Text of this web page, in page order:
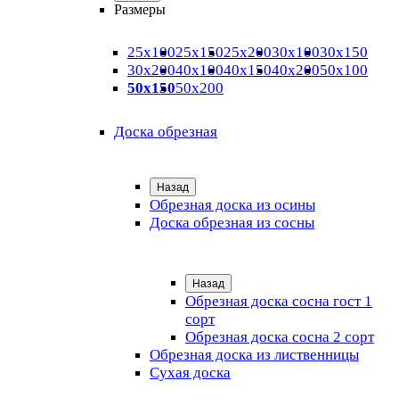
Размеры
25х10025х15025х20030х10030х150
30х20040х10040х15040х20050х100
50х15050х200
Доска обрезная
Назад
Обрезная доска из осины
Доска обрезная из сосны
Назад
Обрезная доска сосна гост 1
сорт
Обрезная доска сосна 2 сорт
Обрезная доска из лиственницы
Сухая доска